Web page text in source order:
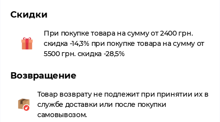
Скидки
При покупке товара на сумму от 2400 грн.
скидка -14,3% при покупке товара на сумму от
5500 грн. скидка -28,5%
Возвращение
Товар возврату не подлежит при принятии их в
службе доставки или после покупки
самовывозом.